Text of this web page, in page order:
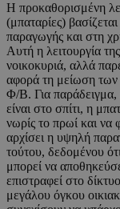
Η προκαθορισμένη
(μπαταρίες)
παραγωγής και στη
Αυτή η λειτουργία
νοικοκυριά, αλλά
αφορά τη μείωση
Φ/Β. Για παράδειγμα,
είναι στο σπίτι, η
νωρίς το πρωί και να
αρχίσει η υψηλή
τούτου, δεδομένου
μπορεί να
επιστραφεί στο
μεγάλου όγκου